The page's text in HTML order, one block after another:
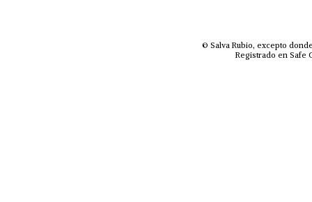
© Salva Rubio, excepto
Registrado en Safe